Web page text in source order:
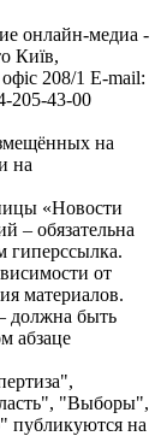
онлайн-медиа -
Київ,
208/1 E-mail:
205-43-00
на
на
«Новости
– обязательна
гиперссылка.
от
материалов.
должна быть
абзаце
"Выборы",
публикуются на